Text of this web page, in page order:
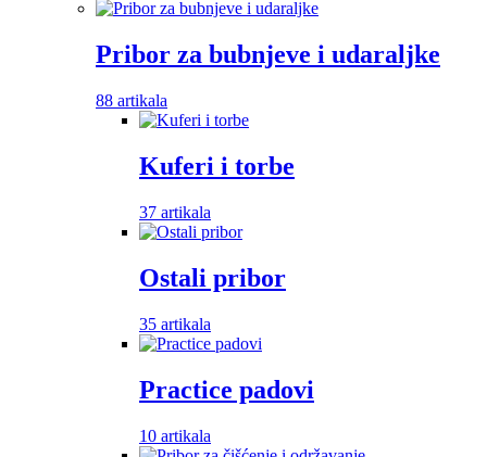
Pribor za bubnjeve i udaraljke
88 artikala
Kuferi i torbe
37 artikala
Ostali pribor
35 artikala
Practice padovi
10 artikala